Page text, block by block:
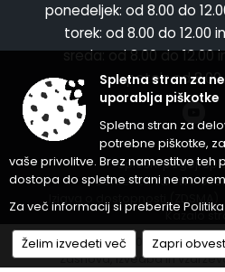
ponedeljek: od 8.00 do
torek: od 8.00 do 12.00
sreda:od 8.00 do 12.00
petek:od 8.00
Splošni pogoji
Center za varstvo
Kazalo
© 2026 Vse
Zasnova, izvedba in
Spletna stran za
uporablja piškotke
Spletna stran za
potrebne piškotke,
vaše privolitve. Brez namestitve teh
dostopa do spletne strani ne
Za več informacij si preberite
Želim izvedeti več Zapri